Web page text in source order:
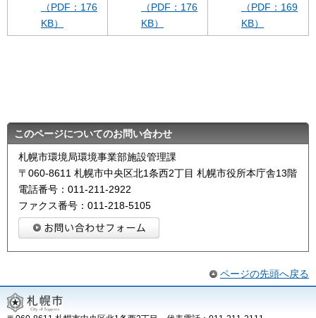
（PDF：176
KB）
（PDF：176
KB）
（PDF：169
KB）
このページについてのお問い合わせ
札幌市環境局環境事業部施設管理課
〒060-8611 札幌市中央区北1条西2丁目 札幌市役所本庁舎13階
電話番号：011-211-2922
ファクス番号：011-218-5105
ページの先頭へ戻る